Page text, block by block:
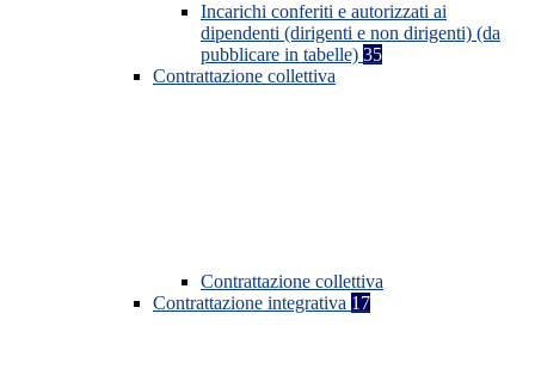
Incarichi conferiti e autorizzati ai
dipendenti (dirigenti e non dirigenti) (da
pubblicare in tabelle) 35
Contrattazione collettiva
Contrattazione collettiva
Contrattazione integrativa 17